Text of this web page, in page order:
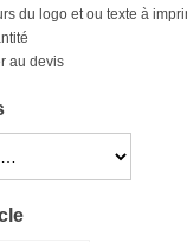
Bluetooth
Tour de cou
personnalisé
Porte Carte
du logo et ou texte à
au devis
OPTION…